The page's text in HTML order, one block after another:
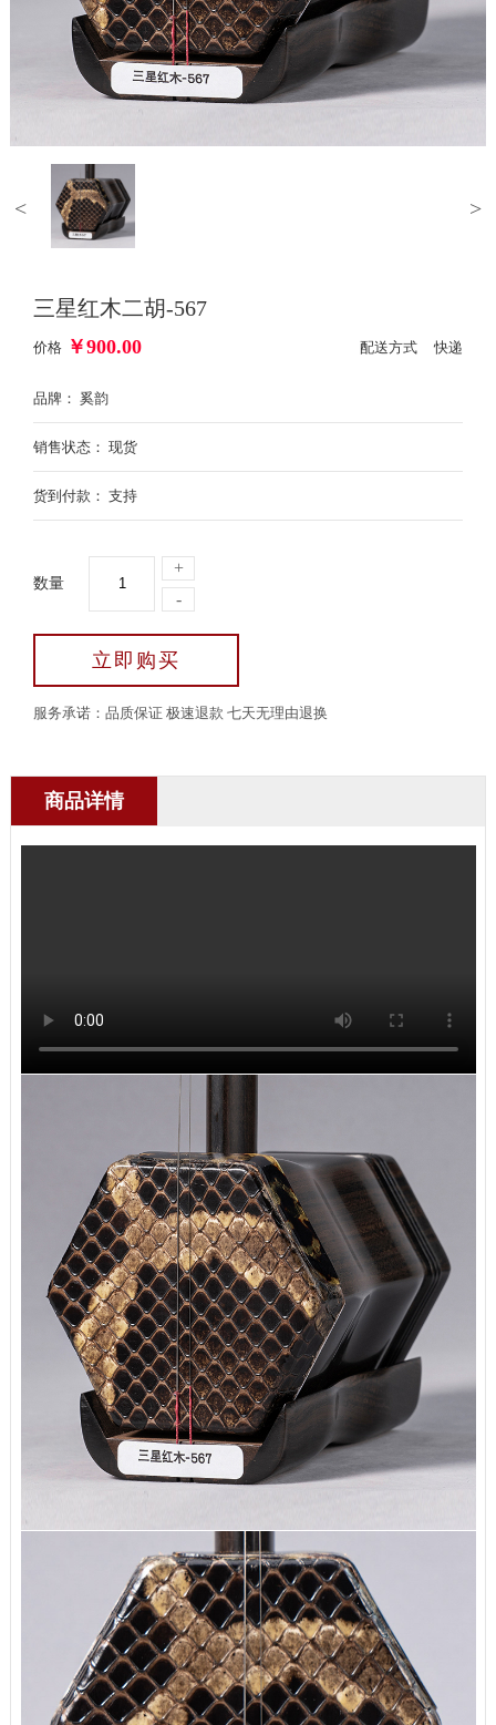
< >
三星红木二胡-567
价格 ￥900.00 配送方式 快递
品牌： 奚韵
销售状态： 现货
货到付款： 支持
数量
-
+
立即购买
服务承诺：品质保证 极速退款 七天无理由退换
商品详情